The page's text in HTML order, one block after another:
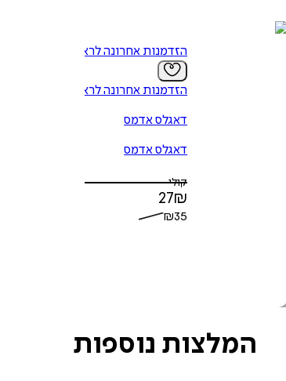
הזדמנות אחרונה לראות
הזדמנות אחרונה לראות
דאגלס אדמס
דאגלס אדמס
קולי
27₪
₪35
המלצות נוספות